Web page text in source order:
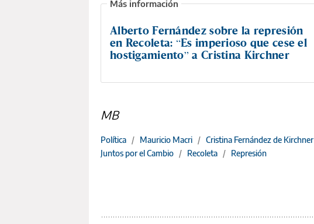
Alberto Fernández sobre la represión
en Recoleta: “Es imperioso que cese el
hostigamiento” a Cristina Kirchner
MB
Política / Mauricio Macri / Cristina Fernández de Kirchner
Juntos por el Cambio / Recoleta / Represión